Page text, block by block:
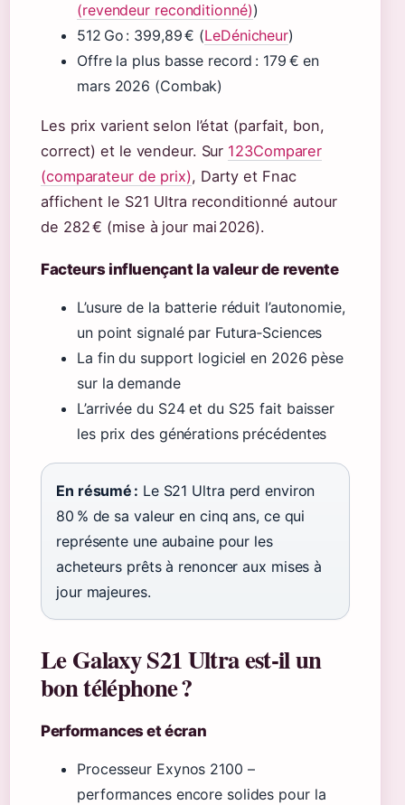
(revendeur reconditionné))
512 Go : 399,89 € (LeDénicheur)
Offre la plus basse record : 179 € en
mars 2026 (Combak)
Les prix varient selon l’état (parfait, bon,
correct) et le vendeur. Sur 123Comparer
(comparateur de prix), Darty et Fnac
affichent le S21 Ultra reconditionné autour
de 282 € (mise à jour mai 2026).
Facteurs influençant la valeur de revente
L’usure de la batterie réduit l’autonomie,
un point signalé par Futura‑Sciences
La fin du support logiciel en 2026 pèse
sur la demande
L’arrivée du S24 et du S25 fait baisser
les prix des générations précédentes
En résumé : Le S21 Ultra perd environ
80 % de sa valeur en cinq ans, ce qui
représente une aubaine pour les
acheteurs prêts à renoncer aux mises à
jour majeures.
Le Galaxy S21 Ultra est-il un
bon téléphone ?
Performances et écran
Processeur Exynos 2100 –
performances encore solides pour la